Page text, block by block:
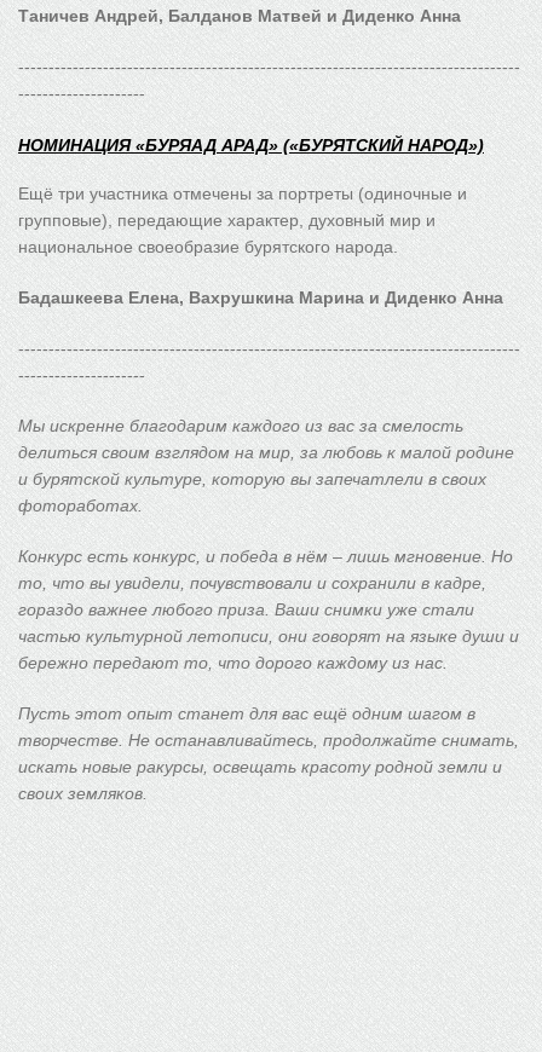
Таничев Андрей, Балданов Матвей и Диденко Анна
-----------------------------------------------------------------------------------
---------------------
НОМИНАЦИЯ «БУРЯАД АРАД» («БУРЯТСКИЙ НАРОД»)
Ещё три участника отмечены за портреты (одиночные и
групповые), передающие характер, духовный мир и
национальное своеобразие бурятского народа.
Бадашкеева Елена, Вахрушкина Марина и Диденко Анна
-----------------------------------------------------------------------------------
---------------------
Мы искренне благодарим каждого из вас за смелость
делиться своим взглядом на мир, за любовь к малой родине
и бурятской культуре, которую вы запечатлели в своих
фотоработах.
Конкурс есть конкурс, и победа в нём – лишь мгновение. Но
то, что вы увидели, почувствовали и сохранили в кадре,
гораздо важнее любого приза. Ваши снимки уже стали
частью культурной летописи, они говорят на языке души и
бережно передают то, что дорого каждому из нас.
Пусть этот опыт станет для вас ещё одним шагом в
творчестве. Не останавливайтесь, продолжайте снимать,
искать новые ракурсы, освещать красоту родной земли и
своих земляков.